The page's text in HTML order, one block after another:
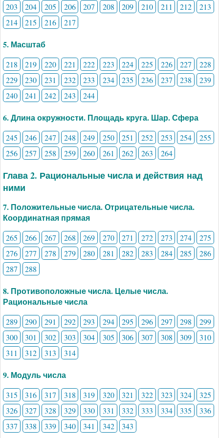
203 204 205 206 207 208 209 210 211 212
213
214
215 216 217
5. Масштаб
218 219 220 221 222 223 224 225 226 227
228
229
230 231 232 233 234 235 236 237 238
239
240
241 242 243 244
6. Длина окружности. Площадь круга. Шар. Сфера
245 246 247 248 249 250 251 252 253 254
255
256
257 258 259 260 261 262 263 264
Глава 2. Рациональные числа и действия над
ними
7. Положительные числа. Отрицательные числа.
Координатная прямая
265 266 267 268 269 270 271 272 273 274
275
276
277 278 279 280 281 282 283 284 285
286
287
288
8. Противоположные числа. Целые числа.
Рациональные числа
289 290 291 292 293 294 295 296 297 298
299
300
301 302 303 304 305 306 307 308 309
310
311
312 313 314
9. Модуль числа
315 316 317 318 319 320 321 322 323 324
325
326
327 328 329 330 331 332 333 334 335
336
337
338 339 340 341 342 343